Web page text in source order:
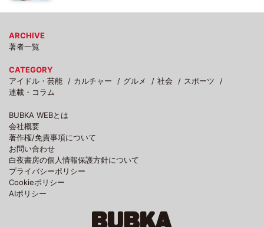
ARCHIVE
著者一覧
CATEGORY
アイドル・芸能
カルチャー グルメ 社会
スポーツ
連載・コラム
BUBKA WEBとは
会社概要
著作権/免責事項について
お問い合わせ
白夜書房の個人情報保護方針について
プライバシーポリシー
Cookieポリシー
AIポリシー